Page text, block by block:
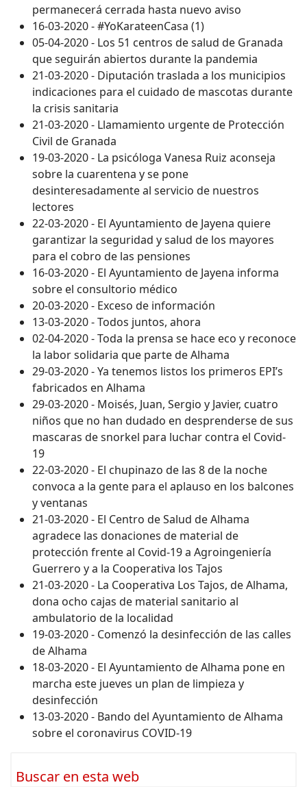
permanecerá cerrada hasta nuevo aviso
16-03-2020 - #YoKarateenCasa (1)
05-04-2020 - Los 51 centros de salud de Granada
que seguirán abiertos durante la pandemia
21-03-2020 - Diputación traslada a los municipios
indicaciones para el cuidado de mascotas durante
la crisis sanitaria
21-03-2020 - Llamamiento urgente de Protección
Civil de Granada
19-03-2020 - La psicóloga Vanesa Ruiz aconseja
sobre la cuarentena y se pone
desinteresadamente al servicio de nuestros
lectores
22-03-2020 - El Ayuntamiento de Jayena quiere
garantizar la seguridad y salud de los mayores
para el cobro de las pensiones
16-03-2020 - El Ayuntamiento de Jayena informa
sobre el consultorio médico
20-03-2020 - Exceso de información
13-03-2020 - Todos juntos, ahora
02-04-2020 - Toda la prensa se hace eco y reconoce
la labor solidaria que parte de Alhama
29-03-2020 - Ya tenemos listos los primeros EPI’s
fabricados en Alhama
29-03-2020 - Moisés, Juan, Sergio y Javier, cuatro
niños que no han dudado en desprenderse de sus
mascaras de snorkel para luchar contra el Covid-
19
22-03-2020 - El chupinazo de las 8 de la noche
convoca a la gente para el aplauso en los balcones
y ventanas
21-03-2020 - El Centro de Salud de Alhama
agradece las donaciones de material de
protección frente al Covid-19 a Agroingeniería
Guerrero y a la Cooperativa los Tajos
21-03-2020 - La Cooperativa Los Tajos, de Alhama,
dona ocho cajas de material sanitario al
ambulatorio de la localidad
19-03-2020 - Comenzó la desinfección de las calles
de Alhama
18-03-2020 - El Ayuntamiento de Alhama pone en
marcha este jueves un plan de limpieza y
desinfección
13-03-2020 - Bando del Ayuntamiento de Alhama
sobre el coronavirus COVID-19
Buscar en esta web